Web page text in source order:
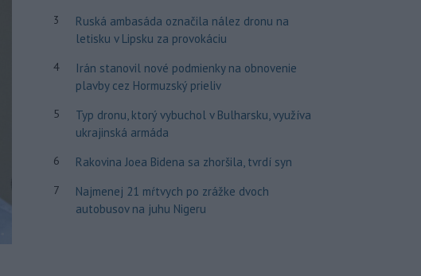
3
Ruská ambasáda označila nález dronu na
letisku v Lipsku za provokáciu
4
Irán stanovil nové podmienky na obnovenie
plavby cez Hormuzský prieliv
5
Typ dronu, ktorý vybuchol v Bulharsku, využíva
ukrajinská armáda
6 Rakovina Joea Bidena sa zhoršila, tvrdí syn
7
Najmenej 21 mŕtvych po zrážke dvoch
autobusov na juhu Nigeru